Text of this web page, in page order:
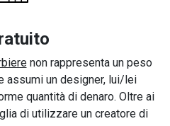
non rappresenta un peso
assumi un designer, lui/lei
quantità di denaro. Oltre ai
di utilizzare un creatore di